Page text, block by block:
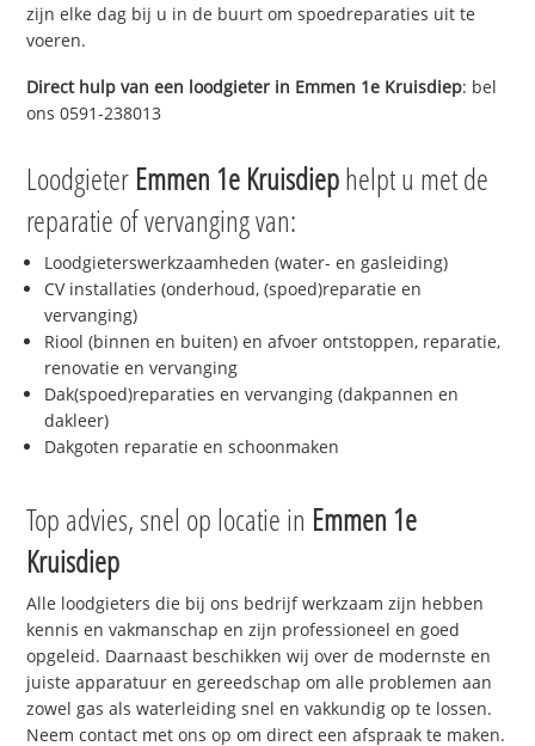
zijn elke dag bij u in de buurt om spoedreparaties uit te
voeren.
Direct hulp van een loodgieter in Emmen 1e Kruisdiep: bel
ons 0591-238013
Loodgieter Emmen 1e Kruisdiephelpt u met de
reparatie of vervanging van:
Loodgieterswerkzaamheden (water- en gasleiding)
CV installaties (onderhoud, (spoed)reparatie en
vervanging)
Riool (binnen en buiten) en afvoer ontstoppen, reparatie,
renovatie en vervanging
Dak(spoed)reparaties en vervanging (dakpannen en
dakleer)
Dakgoten reparatie en schoonmaken
Top advies, snel op locatie in Emmen 1e
Kruisdiep
Alle loodgieters die bij ons bedrijf werkzaam zijn hebben
kennis en vakmanschap en zijn professioneel en goed
opgeleid. Daarnaast beschikken wij over de modernste en
juiste apparatuur en gereedschap om alle problemen aan
zowel gas als waterleiding snel en vakkundig op te lossen.
Neem contact met ons op om direct een afspraak te maken.